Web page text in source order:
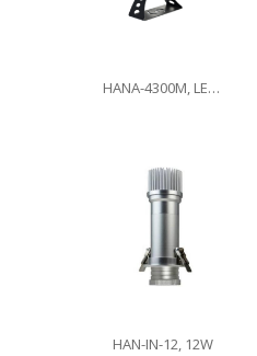
HANA-4300M, LED300W
HAN-IN-12, 12W